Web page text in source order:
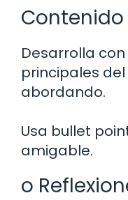
Desarrolla
principales
abordando.
Usa bullet
amigable.
o